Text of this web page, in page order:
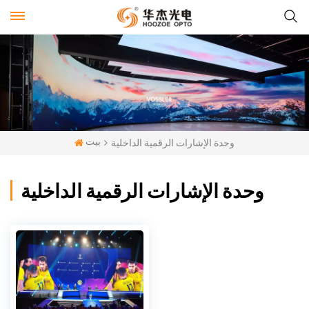
بيت وحدة الإشارات الرقمية الداخلية
وحدة الإشارات الرقمية الداخلية